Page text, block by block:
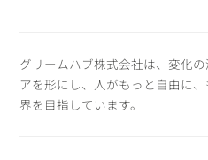
グリームハブ株式会社は、変化
アを形にし、人がもっと自由に
界を目指しています。